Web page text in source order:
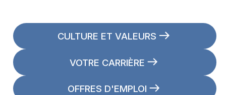
CULTURE ET VALEURS
VOTRE CARRIÈRE
OFFRES D'EMPLOI